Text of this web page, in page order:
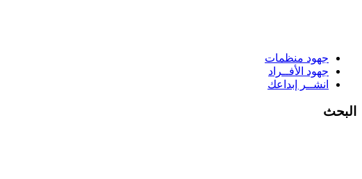
جهود منظمات
جهود الأفــراد
انشــر إبداعك
البحث